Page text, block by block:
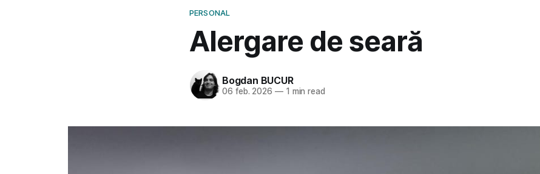
PERSONAL
Alergare de seară
Bogdan BUCUR
06 feb. 2026 —1 min read